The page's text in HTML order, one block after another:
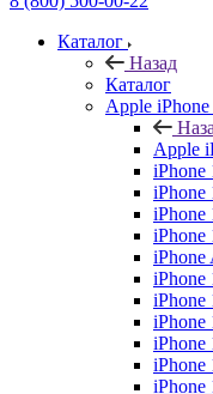
Каталог
Назад
Каталог
Apple iPhone
Apple
iPhone
iPhone
iPhone
iPhone
iPhone
iPhone
iPhone
iPhone
iPhone
iPhone
iPhone